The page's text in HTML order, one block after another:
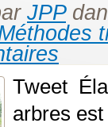
JPP
Tweet
arbres est